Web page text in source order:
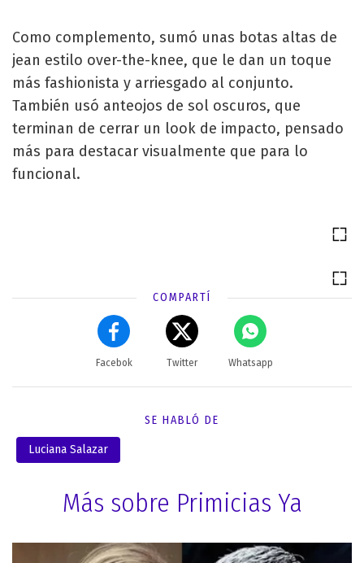
Como complemento, sumó unas botas altas de
jean estilo over-the-knee, que le dan un toque
más fashionista y arriesgado al conjunto.
También usó anteojos de sol oscuros, que
terminan de cerrar un look de impacto, pensado
más para destacar visualmente que para lo
funcional.
COMPARTÍ
Facebok Twitter Whatsapp
SE HABLÓ DE
Luciana Salazar
Más sobre Primicias Ya